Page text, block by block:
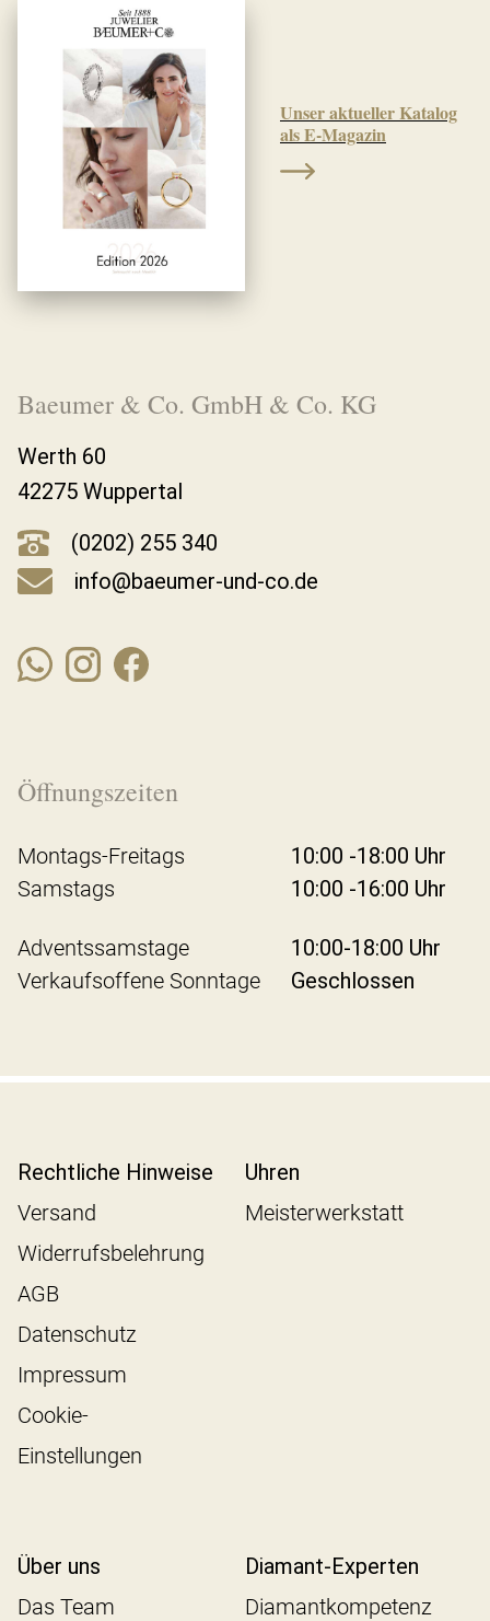
Unser aktueller Katalog
als E-Magazin
Baeumer & Co. GmbH & Co. KG
Werth 60
42275 Wuppertal
(0202) 255 340
info@baeumer-und-co.de
Öffnungszeiten
Montags-Freitags
10:00 -18:00 Uhr
Samstags
10:00 -16:00 Uhr
Adventssamstage
10:00-18:00 Uhr
Verkaufsoffene Sonntage
Geschlossen
Rechtliche Hinweise
Versand
Widerrufsbelehrung
AGB
Datenschutz
Impressum
Cookie-
Einstellungen
Uhren
Meisterwerkstatt
Über uns
Das Team
Diamant-Experten
Diamantkompetenz